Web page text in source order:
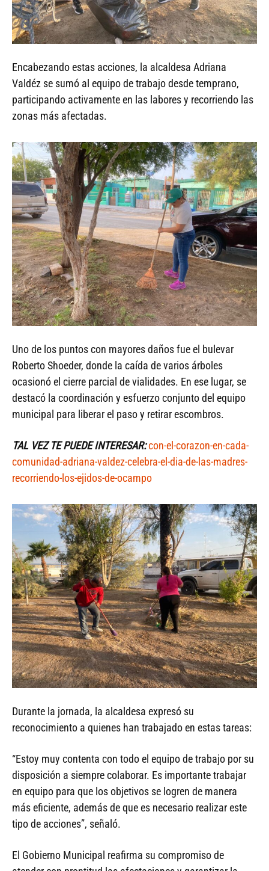
Encabezando estas acciones, la alcaldesa Adriana
Valdéz se sumó al equipo de trabajo desde temprano,
participando activamente en las labores y recorriendo las
zonas más afectadas.
Uno de los puntos con mayores daños fue el bulevar
Roberto Shoeder, donde la caída de varios árboles
ocasionó el cierre parcial de vialidades. En ese lugar, se
destacó la coordinación y esfuerzo conjunto del equipo
municipal para liberar el paso y retirar escombros.
TAL VEZ TE PUEDE INTERESAR:con-el-corazon-en-cada-
comunidad-adriana-valdez-celebra-el-dia-de-las-madres-
recorriendo-los-ejidos-de-ocampo
Durante la jornada, la alcaldesa expresó su
reconocimiento a quienes han trabajado en estas tareas:
“Estoy muy contenta con todo el equipo de trabajo por su
disposición a siempre colaborar. Es importante trabajar
en equipo para que los objetivos se logren de manera
más eficiente, además de que es necesario realizar este
tipo de acciones”, señaló.
El Gobierno Municipal reafirma su compromiso de